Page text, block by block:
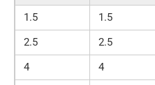
1.5 1.5
2.5
2.5
4
4